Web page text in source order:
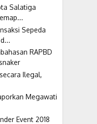
Salatiga
Sepeda
RAPBD
Ilegal,
Megawati
Event 2018